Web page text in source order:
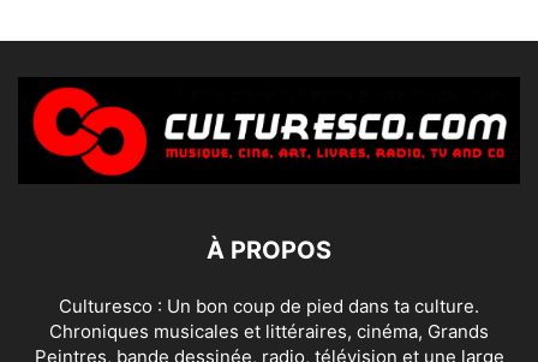
À PROPOS
Culturesco : Un bon coup de pied dans ta culture.
Chroniques musicales et littéraires, cinéma, Grands
Peintres, bande dessinée, radio, télévision et une large